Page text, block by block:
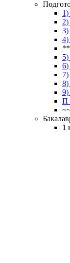
3)
1